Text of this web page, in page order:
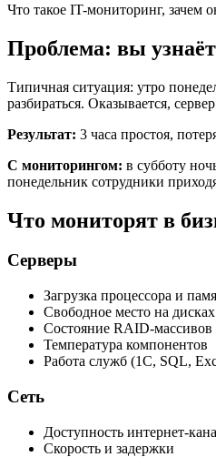
Что такое IT-мониторинг, зачем
Проблема: вы
Типичная ситуация: утро
разбираться. Оказывается,
Результат: 3 часа простоя,
С мониторингом: в субботу
понедельник сотрудники
Что мониторят в
Серверы
Загрузка процессора и
Свободное место на дисках
Состояние RAID-массивов
Температура компонентов
Работа служб (1С, SQL,
Сеть
Доступность интернет-
Скорость и задержки